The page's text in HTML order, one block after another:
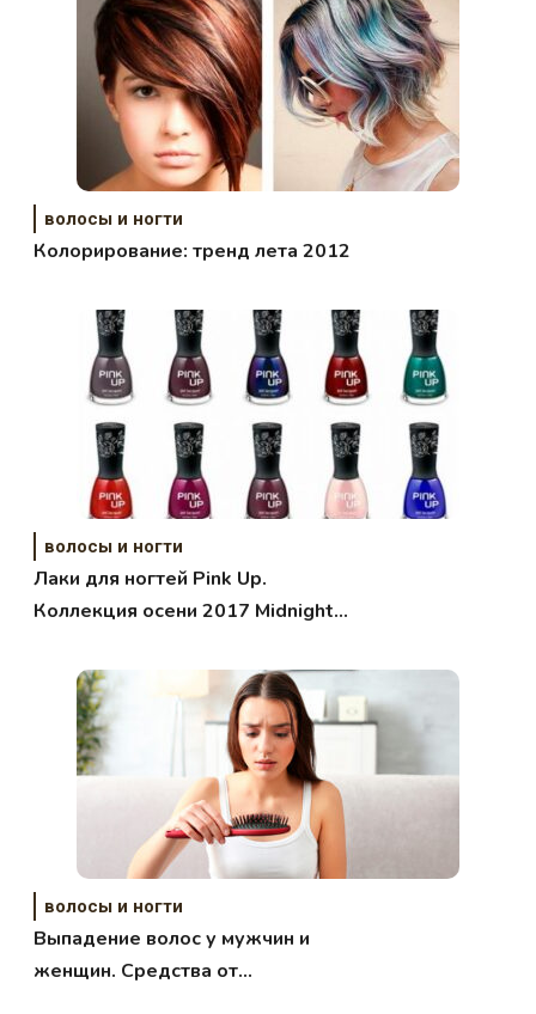
волосы и ногти
Колорирование: тренд лета 2012
волосы и ногти
Лаки для ногтей Pink Up.
Коллекция осени 2017 Midnight
волосы и ногти
Выпадение волос у мужчин и
женщин. Средства от